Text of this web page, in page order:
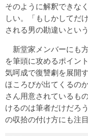
そのように解釈できな
しい。「もしかして
される男の勘違いとい
新堂家メンバーにも
を筆頭に攻めるポイン
気呵成で復讐劇を展開
ほころびが出てくるの
さん用意されているも
けるのは筆者だけだろ
の収拾の付け方にも注目